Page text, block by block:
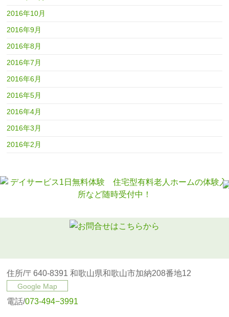
2016年10月
2016年9月
2016年8月
2016年7月
2016年6月
2016年5月
2016年4月
2016年3月
2016年2月
住所/〒640-8391 和歌山県和歌山市加納208番地12
Google Map
電話/073-494−3991